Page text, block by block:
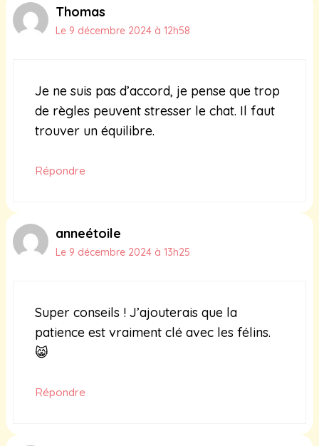
Thomas
Le 9 décembre 2024 à 12h58
Je ne suis pas d’accord, je pense que trop
de règles peuvent stresser le chat. Il faut
trouver un équilibre.
Répondre
anneétoile
Le 9 décembre 2024 à 13h25
Super conseils ! J’ajouterais que la
patience est vraiment clé avec les félins.
😸
Répondre